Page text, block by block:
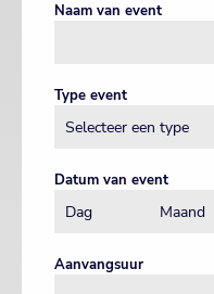
Naam van event
Type event
Datum van event
Aanvangsuur